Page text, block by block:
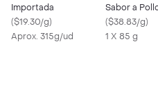
Importada
($19.30/g)
Aprox. 315g/ud
Sabor a
($38.83/g)
1 X 85 g